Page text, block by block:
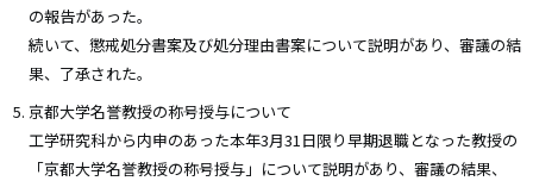
の報告があった。
続いて、懲戒処分書案及び処分理由書案について説明があり、審議の結
果、了承された。
京都大学名誉教授の称号授与について
工学研究科から内申のあった本年3月31日限り早期退職となった教授の
「京都大学名誉教授の称号授与」について説明があり、審議の結果、